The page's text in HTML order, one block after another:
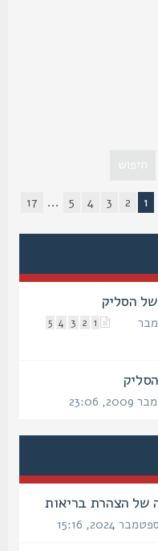
5
...
17
2
3
4
5
הצהרת בריאות